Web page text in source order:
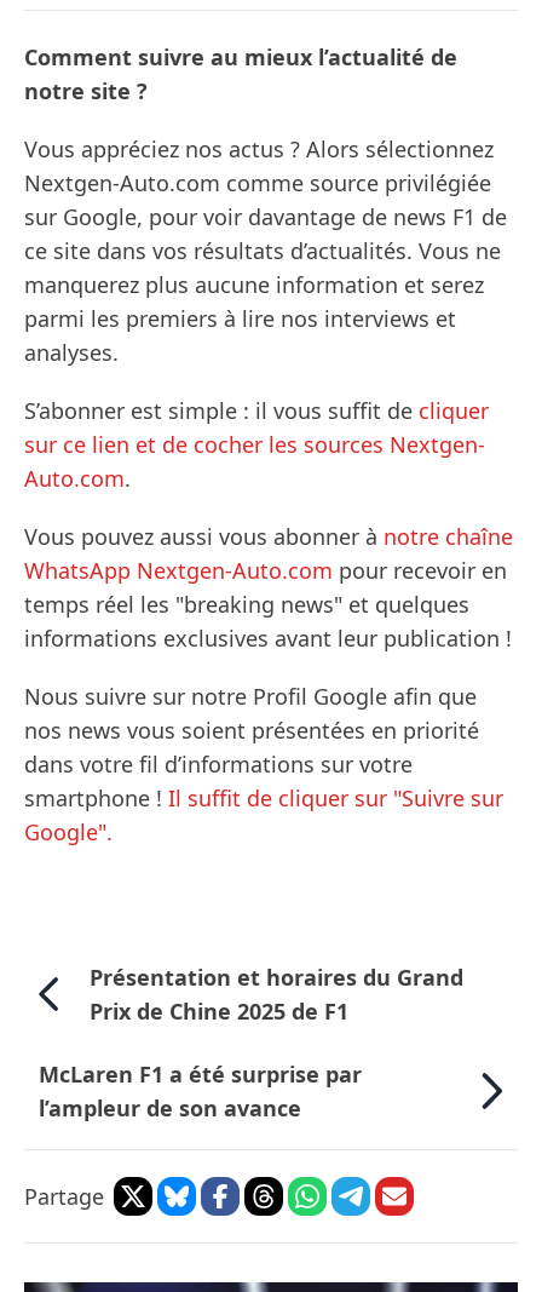
Comment suivre au mieux l’actualité de
notre site ?
Vous appréciez nos actus ? Alors sélectionnez
Nextgen-Auto.com comme source privilégiée
sur Google, pour voir davantage de news F1 de
ce site dans vos résultats d’actualités. Vous ne
manquerez plus aucune information et serez
parmi les premiers à lire nos interviews et
analyses.
S’abonner est simple : il vous suffit de cliquer
sur ce lien et de cocher les sources Nextgen-
Auto.com.
Vous pouvez aussi vous abonner à notre chaîne
WhatsApp Nextgen-Auto.com pour recevoir en
temps réel les "breaking news" et quelques
informations exclusives avant leur publication !
Nous suivre sur notre Profil Google afin que
nos news vous soient présentées en priorité
dans votre fil d’informations sur votre
smartphone ! Il suffit de cliquer sur "Suivre sur
Google".
Présentation et horaires du Grand
Prix de Chine 2025 de F1
McLaren F1 a été surprise par
l’ampleur de son avance
Partage